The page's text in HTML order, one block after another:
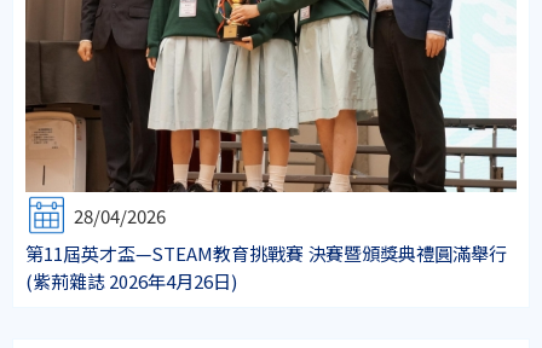
28/04/2026
第11屆英才盃—STEAM教育挑戰賽 決賽暨頒獎典禮圓滿舉行
(紫荊雜誌 2026年4月26日)